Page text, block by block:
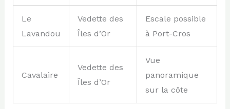
Le
Lavandou
Vedette des
Îles d’Or
Escale possible
à Port-Cros
Cavalaire
Vedette des
Îles d’Or
Vue
panoramique
sur la côte